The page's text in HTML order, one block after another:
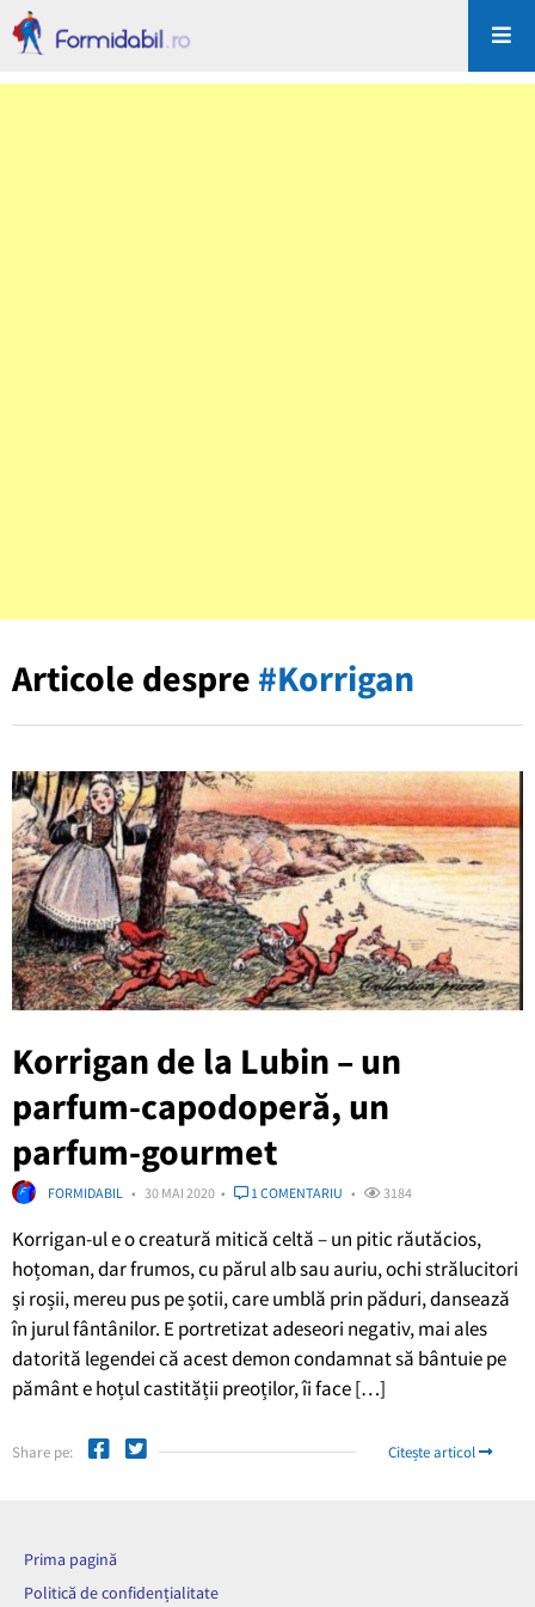
Articole despre #Korrigan
Korrigan de la Lubin – un
parfum-capodoperă, un
parfum-gourmet
FORMIDABIL 30 MAI 2020 1 COMENTARIU 3184
Korrigan-ul e o creatură mitică celtă – un pitic răutăcios,
hoțoman, dar frumos, cu părul alb sau auriu, ochi strălucitori
și roșii, mereu pus pe șotii, care umblă prin păduri, dansează
în jurul fântânilor. E portretizat adeseori negativ, mai ales
datorită legendei că acest demon condamnat să bântuie pe
pământ e hoțul castității preoților, îi face […]
Share pe: Citește articol
Prima pagină
Politică de confidențialitate